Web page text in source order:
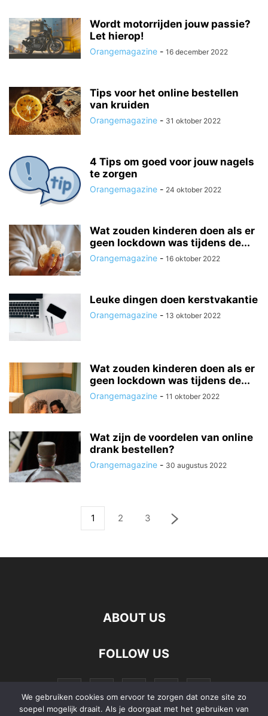
Wordt motorrijden jouw passie?
Let hierop!
Orangemagazine - 16 december 2022
Tips voor het online bestellen
van kruiden
Orangemagazine - 31 oktober 2022
4 Tips om goed voor jouw nagels
te zorgen
Orangemagazine - 24 oktober 2022
Wat zouden kinderen doen als er
geen lockdown was tijdens de...
Orangemagazine - 16 oktober 2022
Leuke dingen doen kerstvakantie
Orangemagazine - 13 oktober 2022
Wat zouden kinderen doen als er
geen lockdown was tijdens de...
Orangemagazine - 11 oktober 2022
Wat zijn de voordelen van online
drank bestellen?
Orangemagazine - 30 augustus 2022
1 2 3
ABOUT US
FOLLOW US
We gebruiken cookies om ervoor te zorgen dat onze site zo
soepel mogelijk draait. Als je doorgaat met het gebruiken van